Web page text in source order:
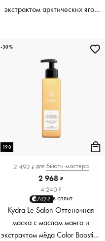
экстрактом арктических ягод
190
2 492 ₽ для бьюти-мастера
2 968 ₽
4 240 ₽
742₽ в сплит
Kydra Le Salon Оттеночная
маска с маслом манго и
экстрактом мёда Color Boosting
-30%